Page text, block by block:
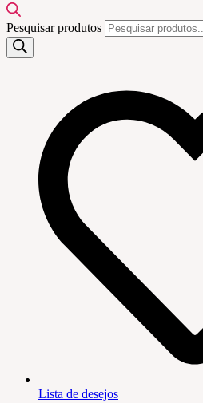
Pesquisar produtos
Lista de desejos